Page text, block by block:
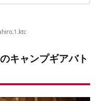
キャンプギアバト